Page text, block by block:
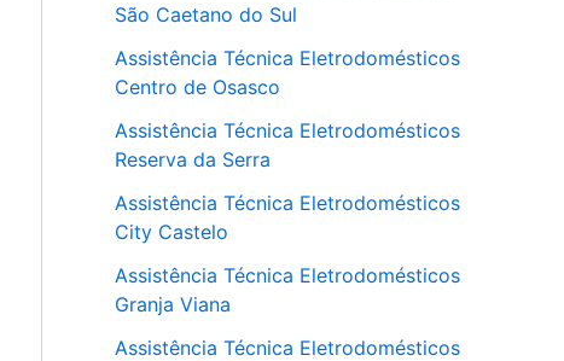
São Caetano do Sul
Assistência Técnica Eletrodomésticos
Centro de Osasco
Assistência Técnica Eletrodomésticos
Reserva da Serra
Assistência Técnica Eletrodomésticos
City Castelo
Assistência Técnica Eletrodomésticos
Granja Viana
Assistência Técnica Eletrodomésticos